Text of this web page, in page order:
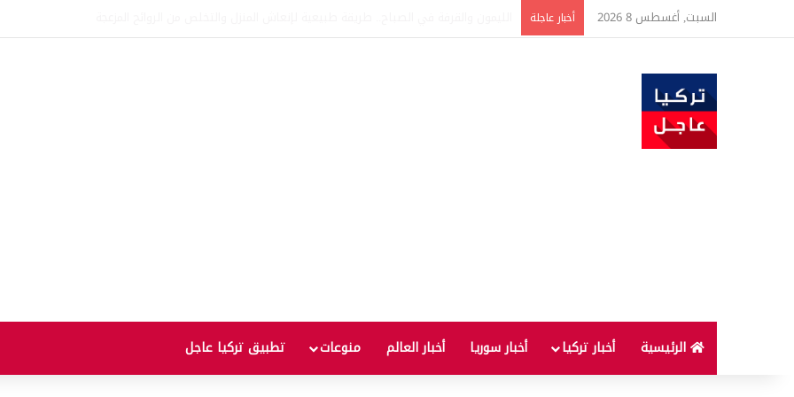
السبت, أغسطس 8 2026 أخبار عاجلة
الرئيسية أخبار تركيا أخبار سوريا أخبار العالم منوعات تطبيق تركيا عاجل